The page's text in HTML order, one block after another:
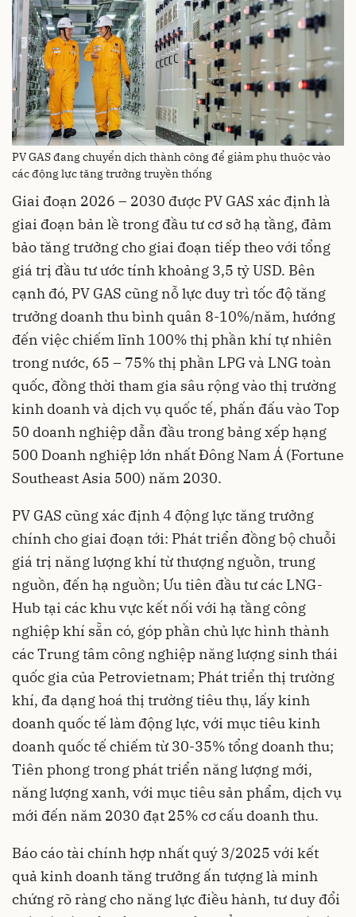
PV GAS đang chuyển dịch thành công để giảm phụ thuộc vào
các động lực tăng trưởng truyền thống
Giai đoạn 2026 – 2030 được PV GAS xác định là
giai đoạn bản lề trong đầu tư cơ sở hạ tầng, đảm
bảo tăng trưởng cho giai đoạn tiếp theo với tổng
giá trị đầu tư ước tính khoảng 3,5 tỷ USD. Bên
cạnh đó, PV GAS cũng nỗ lực duy trì tốc độ tăng
trưởng doanh thu bình quân 8-10%/năm, hướng
đến việc chiếm lĩnh 100% thị phần khí tự nhiên
trong nước, 65 – 75% thị phần LPG và LNG toàn
quốc, đồng thời tham gia sâu rộng vào thị trường
kinh doanh và dịch vụ quốc tế, phấn đấu vào Top
50 doanh nghiệp dẫn đầu trong bảng xếp hạng
500 Doanh nghiệp lớn nhất Đông Nam Á (Fortune
Southeast Asia 500) năm 2030.
PV GAS cũng xác định 4 động lực tăng trưởng
chính cho giai đoạn tới: Phát triển đồng bộ chuỗi
giá trị năng lượng khí từ thượng nguồn, trung
nguồn, đến hạ nguồn; Ưu tiên đầu tư các LNG-
Hub tại các khu vực kết nối với hạ tầng công
nghiệp khí sẵn có, góp phần chủ lực hình thành
các Trung tâm công nghiệp năng lượng sinh thái
quốc gia của Petrovietnam; Phát triển thị trường
khí, đa dạng hoá thị trường tiêu thụ, lấy kinh
doanh quốc tế làm động lực, với mục tiêu kinh
doanh quốc tế chiếm từ 30-35% tổng doanh thu;
Tiên phong trong phát triển năng lượng mới,
năng lượng xanh, với mục tiêu sản phẩm, dịch vụ
mới đến năm 2030 đạt 25% cơ cấu doanh thu.
Báo cáo tài chính hợp nhất quý 3/2025 với kết
quả kinh doanh tăng trưởng ấn tượng là minh
chứng rõ ràng cho năng lực điều hành, tư duy đổi